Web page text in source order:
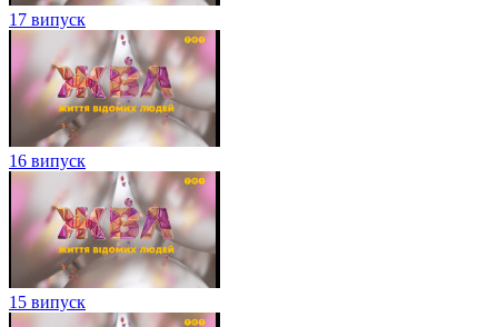
17 випуск
16 випуск
15 випуск